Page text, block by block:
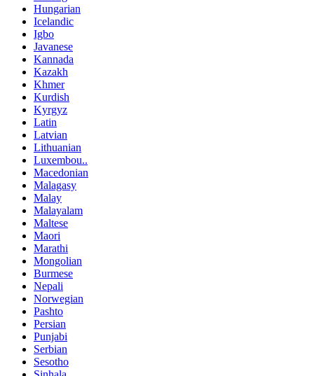
Hungarian
Icelandic
Igbo
Javanese
Kannada
Kazakh
Khmer
Kurdish
Kyrgyz
Latin
Latvian
Lithuanian
Luxembou..
Macedonian
Malagasy
Malay
Malayalam
Maltese
Maori
Marathi
Mongolian
Burmese
Nepali
Norwegian
Pashto
Persian
Punjabi
Serbian
Sesotho